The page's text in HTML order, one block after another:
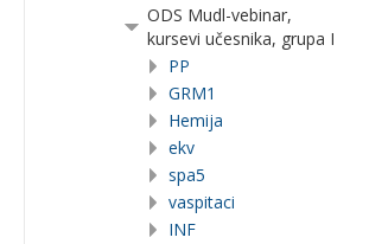
ODS Mudl-vebinar,
kursevi učesnika, grupa I
PP
GRM1
Hemija
ekv
spa5
vaspitaci
INF